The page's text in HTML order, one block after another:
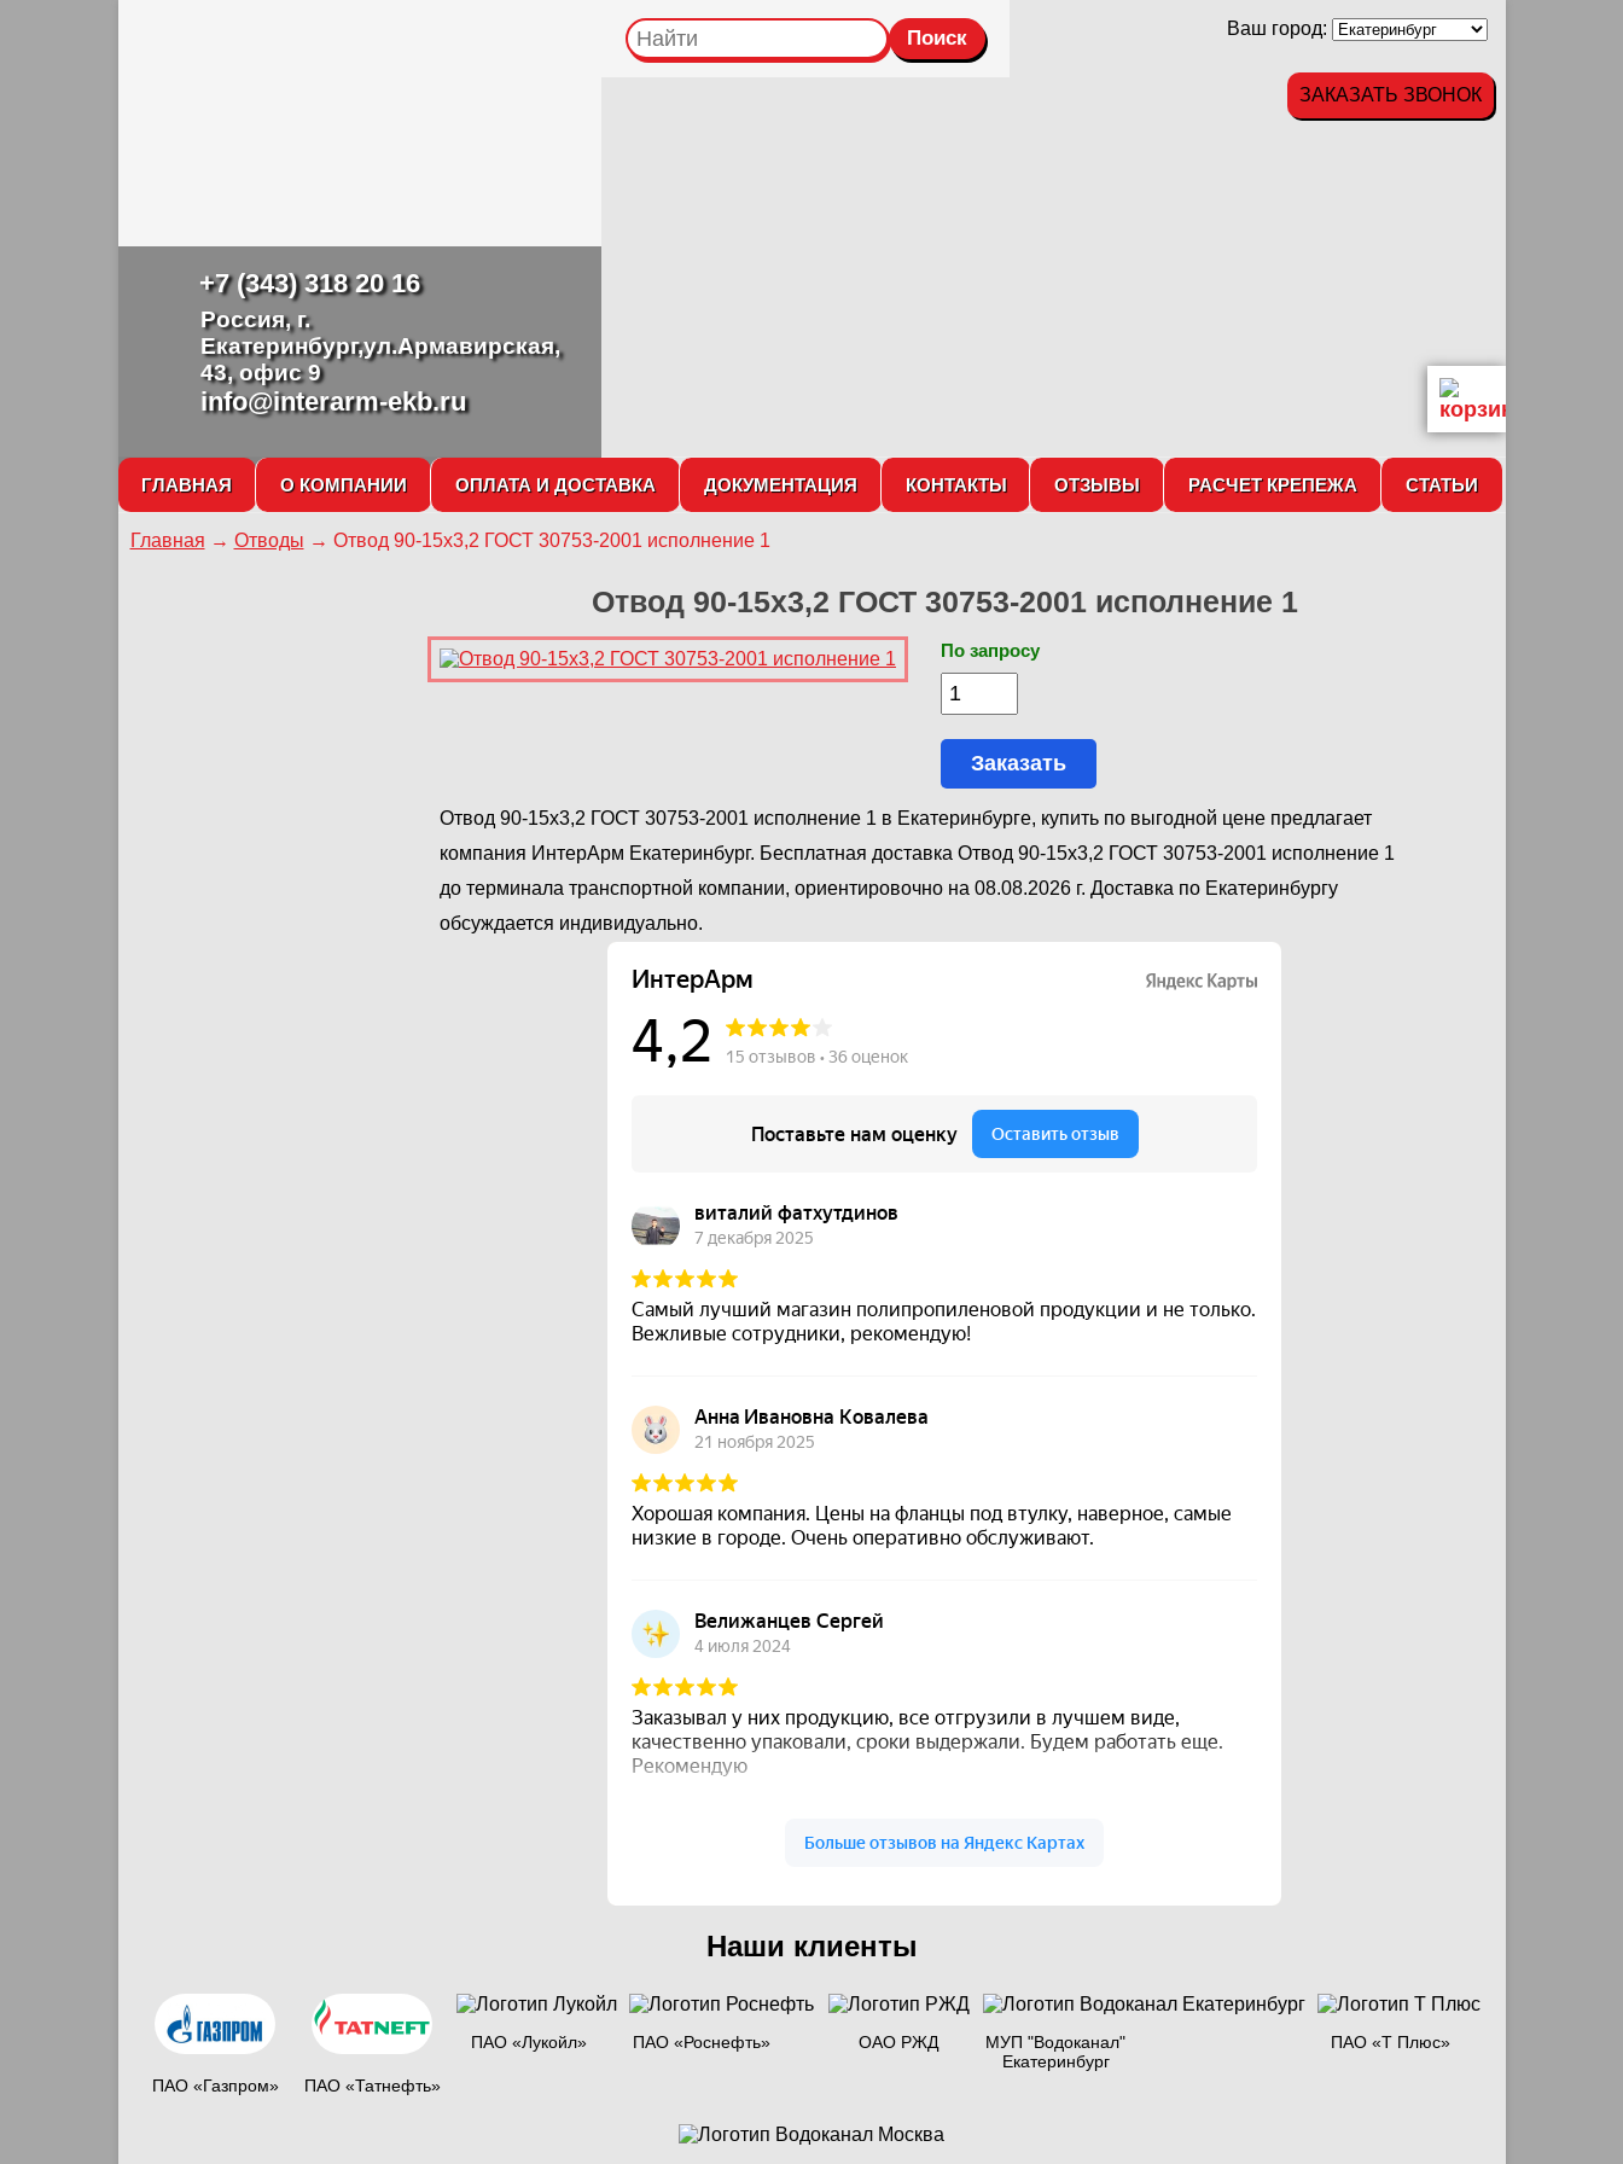
+7 (343) 318 20 16
Россия, г.
Екатеринбург,ул.Армавирская,
43, офис 9
info@interarm-ekb.ru
ЗАКАЗАТЬ ЗВОНОК
Ваш город:
ГЛАВНАЯ О КОМПАНИИ ОПЛАТА И ДОСТАВКА ДОКУМЕНТАЦИЯ КОНТАКТЫ ОТЗЫВЫ РАСЧЕТ КРЕПЕЖА СТАТЬИ
Главная → Отводы → Отвод 90-15х3,2 ГОСТ 30753-2001 исполнение 1
Отвод 90-15х3,2 ГОСТ 30753-2001 исполнение 1
По запросу
Заказать
Отвод 90-15х3,2 ГОСТ 30753-2001 исполнение 1 в Екатеринбурге, купить по выгодной цене предлагает
компания ИнтерАрм Екатеринбург. Бесплатная доставка Отвод 90-15х3,2 ГОСТ 30753-2001 исполнение 1
до терминала транспортной компании, ориентировочно на 08.08.2026 г. Доставка по Екатеринбургу
обсуждается индивидуально.
Наши клиенты
ПАО «Газпром» ПАО «Татнефть»
ПАО «Лукойл» ПАО «Роснефть» ОАО РЖД
МУП "Водоканал"
Екатеринбург
ПАО «Т Плюс»